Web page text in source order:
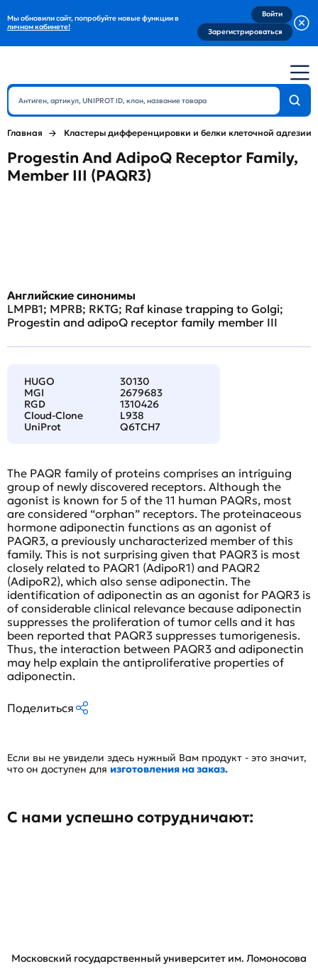
Мы обновили сайт, попробуйте новые функции в
личном кабинете!
Войти
Зарегистрироваться
Главная Кластеры дифференцировки и белки клеточной адгезии
Progestin And AdipoQ Receptor Family,
Member III (PAQR3)
Английские синонимы
LMPB1; MPRB; RKTG; Raf kinase trapping to Golgi;
Progestin and adipoQ receptor family member III
HUGO
30130
MGI
2679683
RGD
1310426
Cloud-Clone
L938
UniProt
Q6TCH7
The PAQR family of proteins comprises an intriguing
group of newly discovered receptors. Although the
agonist is known for 5 of the 11 human PAQRs, most
are considered “orphan” receptors. The proteinaceous
hormone adiponectin functions as an agonist of
PAQR3, a previously uncharacterized member of this
family. This is not surprising given that PAQR3 is most
closely related to PAQR1 (AdipoR1) and PAQR2
(AdipoR2), which also sense adiponectin. The
identification of adiponectin as an agonist for PAQR3 is
of considerable clinical relevance because adiponectin
suppresses the proliferation of tumor cells and it has
been reported that PAQR3 suppresses tumorigenesis.
Thus, the interaction between PAQR3 and adiponectin
may help explain the antiproliferative properties of
adiponectin.
Поделиться
Если вы не увидели здесь нужный Вам продукт - это значит,
что он доступен для изготовления на заказ.
С нами успешно сотрудничают:
Московский государственный университет им. Ломоносова